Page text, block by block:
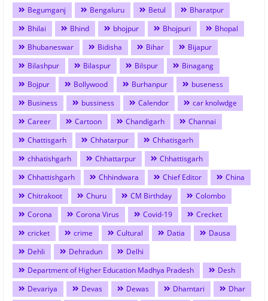
Begumganj Bengaluru Betul
Bharatpur
Bhilai
Bhind bhojpur Bhojpuri
Bhopal
Bhubaneswar
Bidisha Bihar
Bijapur
Bilashpur
Bilaspur Bilspur
Binagang
Bojpur
Bollywood Burhanpur
buseness
Business
bussiness Calendor
car knolwdge
Career
Cartoon Chandigarh
Channai
Chattisgarh
Chhatarpur
Chhatisgarh
chhatishgarh
Chhattarpur
Chhattisgarh
Chhattishgarh
Chhindwara Chief Editor
China
Chitrakoot
Churu CM Birthday
Colombo
Corona
Corona Virus Covid-19
Crecket
cricket
crime Cultural Datia
Dausa
Dehli
Dehradun
Delhi
Department of Higher Education Madhya Pradesh
Desh
Devariya
Devas Dewas Dhamtari
Dhar